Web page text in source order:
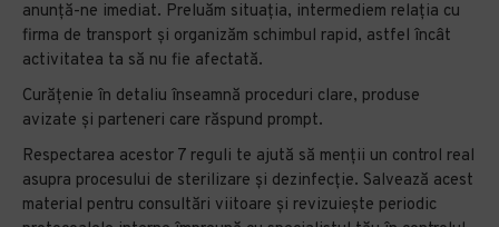
anunță-ne imediat. Preluăm situația, intermediem relația cu
firma de transport și organizăm schimbul rapid, astfel încât
activitatea ta să nu fie afectată.
Curățenie în detaliu înseamnă proceduri clare, produse
avizate și parteneri care răspund prompt.
Respectarea acestor 7 reguli te ajută să menții un control real
asupra procesului de sterilizare și dezinfecție. Salvează acest
material pentru consultări viitoare și revizuiește periodic